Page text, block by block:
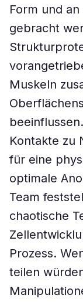
Form und
gebracht
Muskeln
Kontakte zu
für eine
optimale
Team
chaotische
Prozess.
teilen